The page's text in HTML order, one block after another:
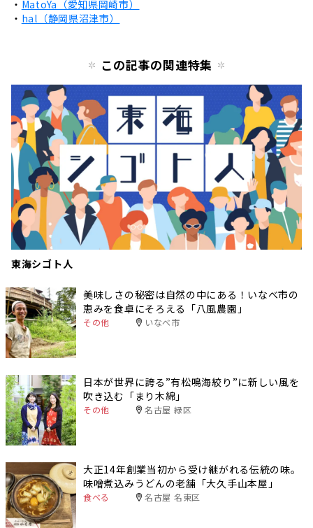
・ MatoYa（愛知県岡崎市）
・ hal（静岡県沼津市）
この記事の関連特集
東海シゴト人
美味しさの秘密は自然の中にある！いなべ市の
恵みを食卓にそろえる「八風農園」
その他 いなべ市
日本が世界に誇る”有松鳴海絞り”に新しい風を
吹き込む「まり木綿」
その他 名古屋 緑区
大正14年創業当初から受け継がれる伝統の味。
味噌煮込みうどんの老舗「大久手山本屋」
食べる 名古屋 名東区